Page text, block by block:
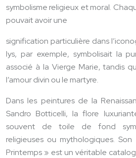
symbolisme religieux et moral.
pouvait avoir une
signification particulière dans
lys, par exemple, symbolisait la
associé à la Vierge Marie, tandis
l’amour divin ou le martyre.
Dans les peintures de la
Sandro Botticelli, la flore
souvent de toile de fond
religieuses ou mythologiques.
Printemps » est un véritable